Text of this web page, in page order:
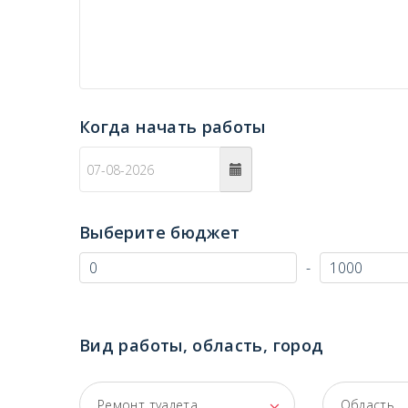
Когда начать работы
Выберите бюджет
-
Вид работы, область, город